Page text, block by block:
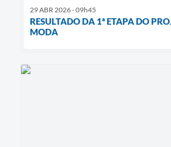
29 ABR 2026 - 09h45
RESULTADO DA 1ª ETAPA DO
MODA